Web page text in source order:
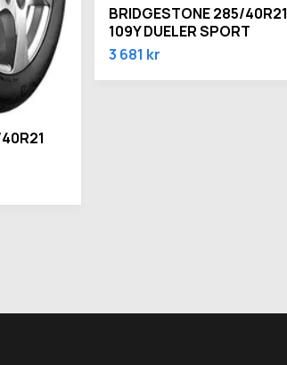
BRIDGESTONE 285/40R21
109Y DUELER SPORT
3 681 kr